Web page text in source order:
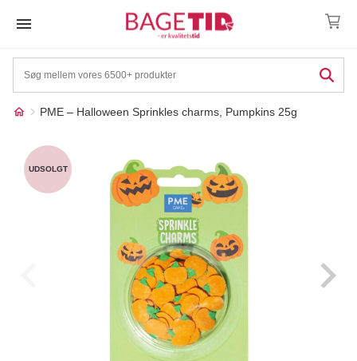
PME – Halloween Sprinkles charms, Pumpkins 25g
Måske kunne nogle af
disse produkter have din
interesse?
UDSOLGT